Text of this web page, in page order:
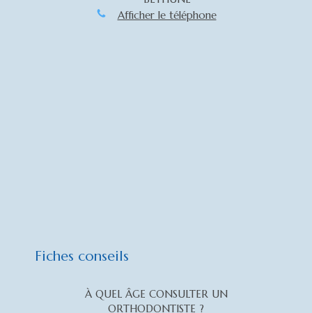
Afficher le téléphone
Fiches conseils
À QUEL ÂGE CONSULTER UN
ORTHODONTISTE ?